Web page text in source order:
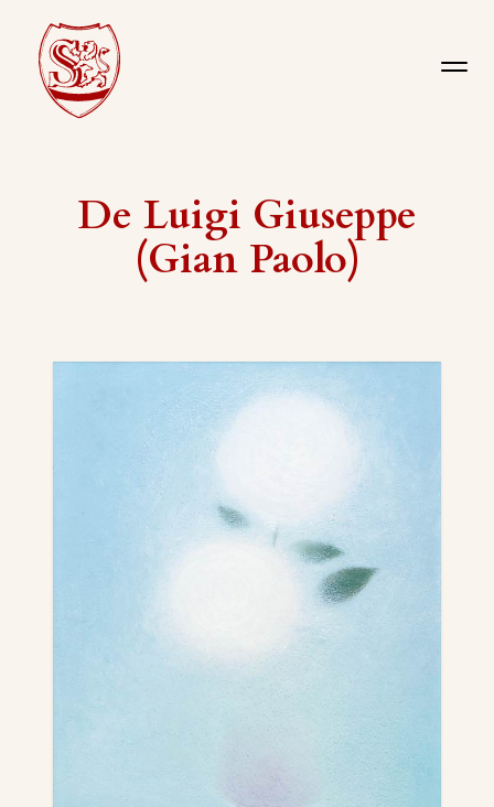
De Luigi Giuseppe
(Gian Paolo)